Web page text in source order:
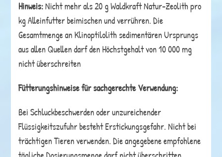
Hinweis:Nicht mehr als 20 g Waldkraft Natur-Zeolith pro
kg Alleinfutter beimischen und verrühren. Die
Gesamtmenge an Klinoptilolith sedimentären Ursprungs
aus allen Quellen darf den Höchstgehalt von 10 000 mg
nicht überschreiten
Fütterungshinweise für sachgerechte Verwendung:
Bei Schluckbeschwerden oder unzureichender
Flüssigkeitszufuhr besteht Erstickungsgefahr. Nicht bei
trächtigen Tieren verwenden. Die angegebene empfohlene